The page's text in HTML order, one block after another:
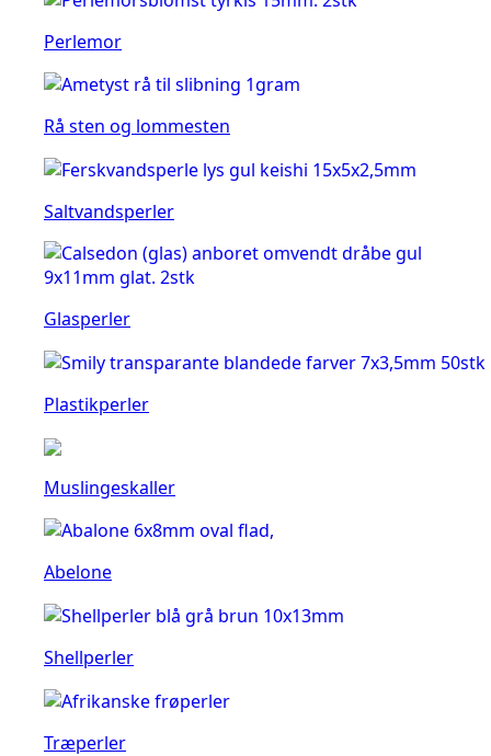
Perlemor
Rå sten og lommesten
Saltvandsperler
Glasperler
Plastikperler
Muslingeskaller
Abelone
Shellperler
Træperler